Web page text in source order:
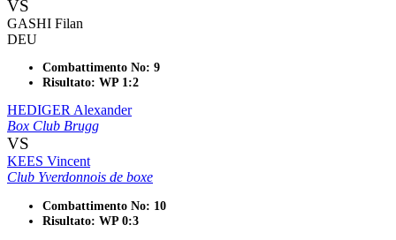
VS
GASHI Filan
DEU
Combattimento No: 9
Risultato: WP 1:2
HEDIGER Alexander
Box Club Brugg
VS
KEES Vincent
Club Yverdonnois de boxe
Combattimento No: 10
Risultato: WP 0:3